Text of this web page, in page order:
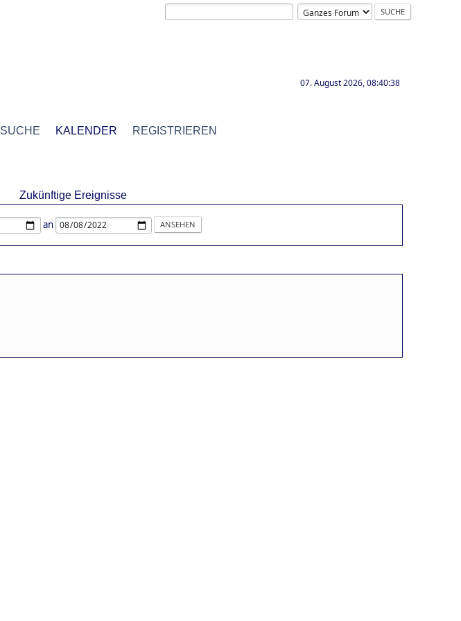
07. August 2026, 08:40:38
SUCHE KALENDER REGISTRIEREN
Zukünftige Ereignisse
an